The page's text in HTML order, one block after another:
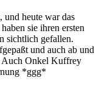
und heute war das
sie ihren ersten
sichtlich gefallen.
und auch ab und
Auch Onkel Kuffrey
*ggg*